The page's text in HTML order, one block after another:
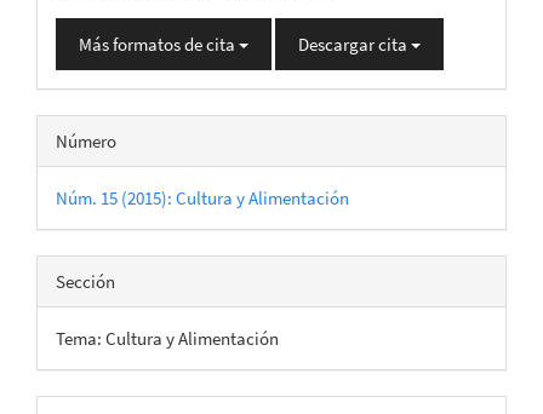
Más formatos de cita Descargar cita
Número
Núm. 15 (2015): Cultura y Alimentación
Sección
Tema: Cultura y Alimentación